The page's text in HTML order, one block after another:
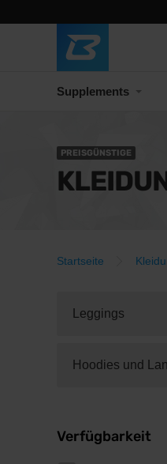
Supplements
PREISGÜNSTIGE
Startseite
Leggings
Hoodies und
Verfügbarkeit